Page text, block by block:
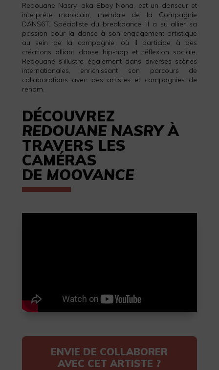
Redouane Nasry, aka Bboy Nona, est un danseur et
interprète marocain, membre de la Compagnie
DANS6T. Spécialiste du breakdance, il a su allier sa
passion pour la danse à son engagement artistique
au sein de la compagnie, où il participe à des
créations alliant danse hip-hop et réflexion sociale.
Redouane s’illustre également dans diverses scènes
internationales, enrichissant son parcours de
collaborations avec des artistes et compagnies de
renom.
DÉCOUVREZ
REDOUANE NASRYÀ
TRAVERS LES
CAMÉRAS
DE MOOVANCE
ENVIE DE COLLABORER
AVEC CET ARTISTE ?